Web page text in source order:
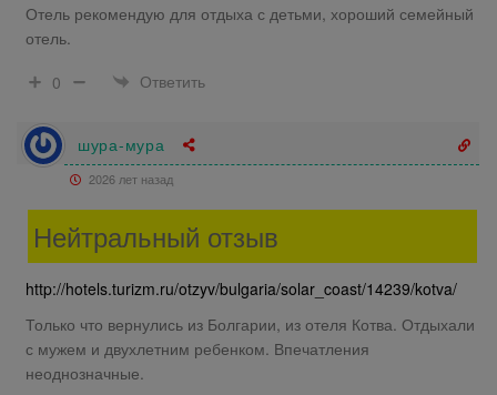
Отель рекомендую для отдыха с детьми, хороший семейный
отель.
0
Ответить
шура-мура
2026 лет назад
Нейтральный отзыв
http://hotels.turizm.ru/otzyv/bulgaria/solar_coast/14239/kotva/
Только что вернулись из Болгарии, из отеля Котва. Отдыхали
с мужем и двухлетним ребенком. Впечатления
неоднозначные.